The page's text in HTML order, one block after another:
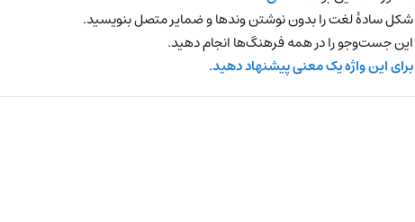
شکل سادهٔ لغت را بدون نوشتن وندها و ضمایر متصل بنویسید.
این جست‌وجو را در همه فرهنگ‌ها انجام دهید.
برای این واژه یک معنی پیشنهاد دهید.